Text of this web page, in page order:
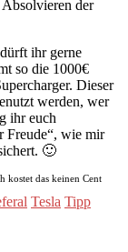
der
ihr gerne
so die 1000€
Dieser
werden, wer
ihr euch
Freude“, wie mir
🙂
kostet das keinen Cent
Tesla Tipp